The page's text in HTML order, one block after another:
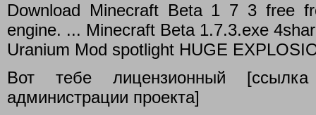
Download Minecraft Beta 1 7 3 free
engine. ... Minecraft Beta 1.7.3.exe
Uranium Mod spotlight HUGE
Вот тебе лицензионный
администрации проекта]